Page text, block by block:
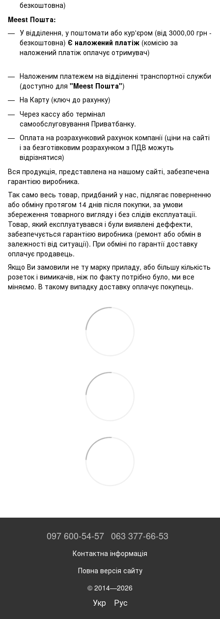
безкоштовна)
Meest Пошта:
У відділення, у поштомати або кур'єром (від 3000,00 грн -
безкоштовна) Є наложений платіж (комісію за
наложений платіж оплачує отримувач)
Наложеним платежем на відділенні транспортної служби
(доступно для "Meest Пошта")
На Карту (ключ до рахунку)
Через кассу або термінал
самообслуговування Приватбанку.
Оплата на розрахунковий рахунок компанії (ціни на сайті
і за безготівковим розрахунком з ПДВ можуть
відрізнятися)
Вся продукція, представлена ​​на нашому сайті, забезпечена
гарантією виробника.
Так само весь товар, придбаний у нас, підлягає поверненню
або обміну протягом 14 днів після покупки, за умови
збереження товарного вигляду і без слідів експлуатації.
Товар, який експлуатувався і були виявлені деффекти,
забезпечується гарантією виробника (ремонт або обмін в
залежності від ситуації). При обміні по гарантії доставку
оплачує продавець.
Якщо Ви замовили не ту марку приладу, або більшу кількість
розеток і вимикачів, ніж по факту потрібно було, ми все
міняємо. В такому випадку доставку оплачує покупець.
097 600-54-57 063 377-66-53
Контактна інформація
Повна версія сайту
© 2014—2026
Укр Рус